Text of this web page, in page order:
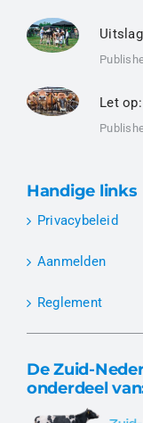
Let
Handige links
Privacybeleid
Aanmelden
Reglement
De Zuid-
onderdeel